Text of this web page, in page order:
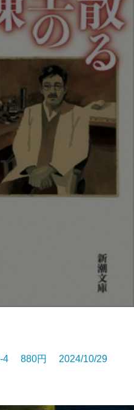
4 880円 2024/10/29